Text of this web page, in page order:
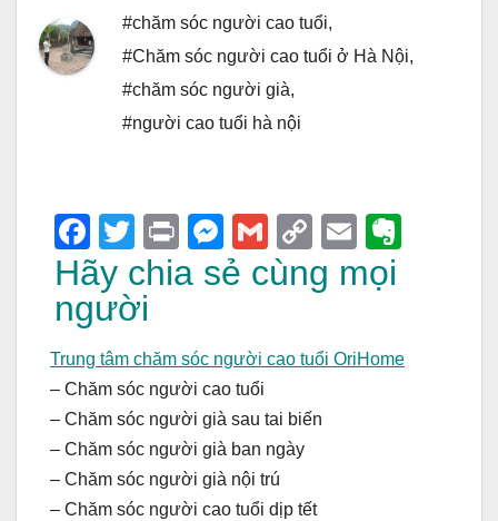
#chăm sóc người cao tuổi,
#Chăm sóc người cao tuổi ở Hà Nội,
#chăm sóc người già,
#người cao tuổi hà nội
F
a
c
e
b
o
o
k
T
wi
tt
Pr
in
M
e
n
g
er
G
m
C
o
p
Li
n
E
m
ail
ot
Hãy chia sẻ cùng mọi
người
Trung tâm chăm sóc người cao tuổi OriHome
– Chăm sóc người cao tuổi
– Chăm sóc người già sau tai biến
– Chăm sóc người già ban ngày
– Chăm sóc người già nội trú
– Chăm sóc người cao tuổi dịp tết